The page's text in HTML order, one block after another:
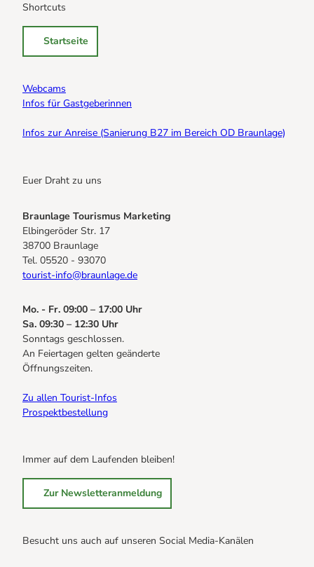
Shortcuts
Startseite
Webcams
Infos für Gastgeberinnen
Infos zur Anreise (Sanierung B27 im Bereich OD Braunlage)
Euer Draht zu uns
Braunlage Tourismus Marketing
Elbingeröder Str. 17
38700 Braunlage
Tel. 05520 - 93070
tourist-info@braunlage.de
Mo. - Fr. 09:00 – 17:00 Uhr
Sa. 09:30 – 12:30 Uhr
Sonntags geschlossen.
An Feiertagen gelten geänderte
Öffnungszeiten.
Zu allen Tourist-Infos
Prospektbestellung
Immer auf dem Laufenden bleiben!
Zur Newsletteranmeldung
Besucht uns auch auf unseren Social Media-Kanälen